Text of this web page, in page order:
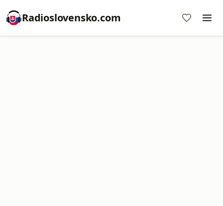
Radioslovensko.com